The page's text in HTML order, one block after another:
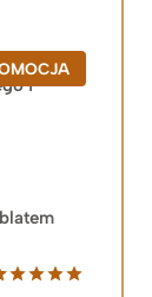
PRODUKT
W
szafką
i